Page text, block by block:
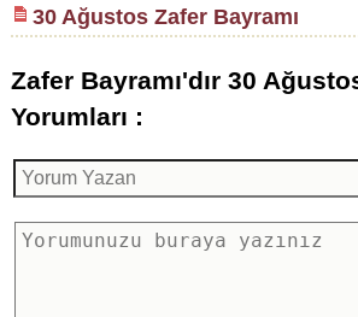
30 Ağustos Zafer Bayramı
Zafer Bayramı'dır 30
Yorumları :